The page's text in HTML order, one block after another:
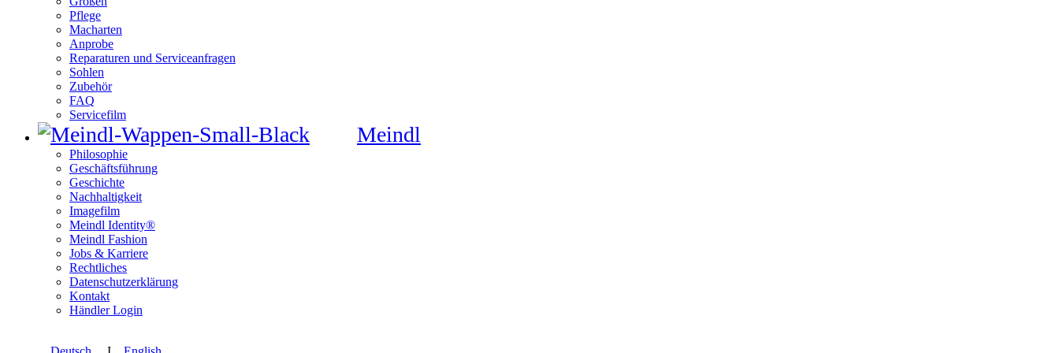
Pflege
Macharten
Anprobe
Reparaturen und Serviceanfragen
Sohlen
Zubehör
FAQ
Servicefilm
Meindl
Philosophie
Geschäftsführung
Geschichte
Nachhaltigkeit
Imagefilm
Meindl Identity®
Meindl Fashion
Jobs & Karriere
Rechtliches
Datenschutzerklärung
Kontakt
Händler Login